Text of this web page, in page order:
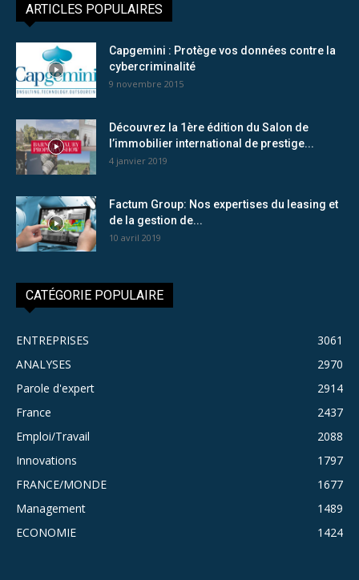
ARTICLES POPULAIRES
Capgemini : Protège vos données contre la
cybercriminalité
9 novembre 2015
Découvrez la 1ère édition du Salon de
l’immobilier international de prestige...
4 janvier 2019
Factum Group: Nos expertises du leasing et
de la gestion de...
10 avril 2019
CATÉGORIE POPULAIRE
ENTREPRISES
3061
ANALYSES
2970
Parole d'expert
2914
France
2437
Emploi/Travail
2088
Innovations
1797
FRANCE/MONDE
1677
Management
1489
ECONOMIE
1424